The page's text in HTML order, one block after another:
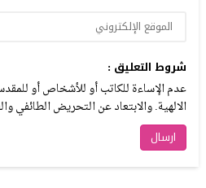
شروط التعليق :
عدم الإساءة للكاتب أو للأشخاص أو
الالهية. والابتعاد عن التحريض الطائفي